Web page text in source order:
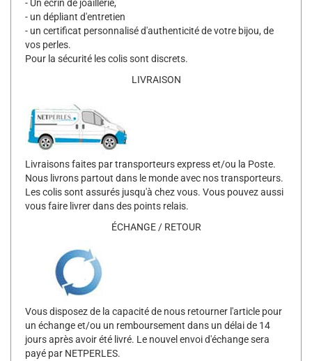
- Un écrin de joaillerie,
- un dépliant d'entretien
- un certificat personnalisé d'authenticité de votre bijou, de
vos perles.
Pour la sécurité les colis sont discrets.
LIVRAISON
Livraisons faites par transporteurs express et/ou la Poste.
Nous livrons partout dans le monde avec nos transporteurs.
Les colis sont assurés jusqu'à chez vous. Vous pouvez aussi
vous faire livrer dans des points relais.
ÉCHANGE / RETOUR
Vous disposez de la capacité de nous retourner l'article pour
un échange et/ou un remboursement dans un délai de 14
jours après avoir été livré. Le nouvel envoi d'échange sera
payé par NETPERLES.